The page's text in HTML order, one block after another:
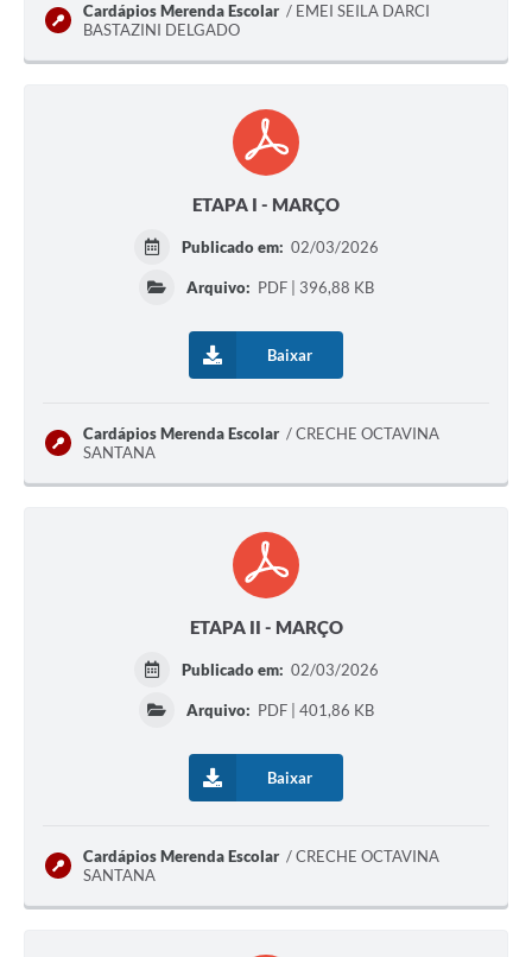
Cardápios Merenda Escolar
EMEI SEILA DARCI
BASTAZINI DELGADO
ETAPA I - MARÇO
Publicado em: 02/03/2026
Arquivo: PDF | 396,88 KB
Baixar
Cardápios Merenda Escolar
CRECHE OCTAVINA
SANTANA
ETAPA II - MARÇO
Publicado em: 02/03/2026
Arquivo: PDF | 401,86 KB
Baixar
Cardápios Merenda Escolar
CRECHE OCTAVINA
SANTANA